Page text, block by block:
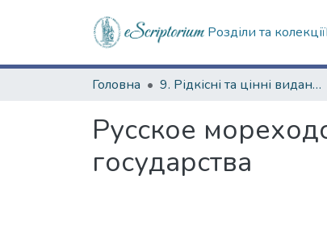
Розділи та колекції
Головна 9. Рідкісні та цінні видання
Русское
государства